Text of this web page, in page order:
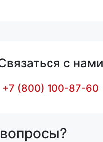
с нами
+7 (800) 100-87-60